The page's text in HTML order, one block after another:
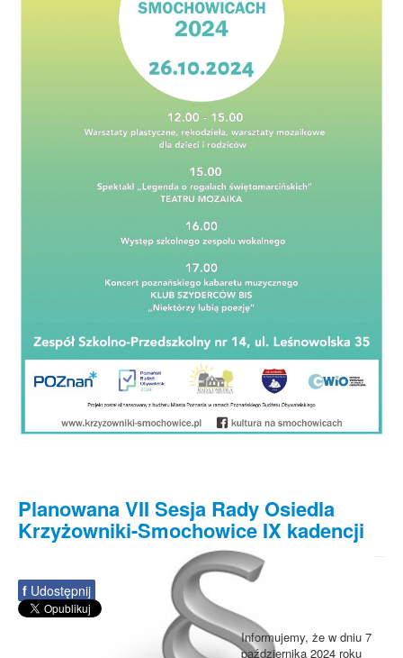
Koncepcja przebudowy ulic Leśnowolskiej
i Łagowskiej
Planowana VII Sesja Rady Osiedla
Krzyżowniki-Smochowice IX kadencji
f Udostępnij
Informujemy, że w dniu 7
października 2024 roku